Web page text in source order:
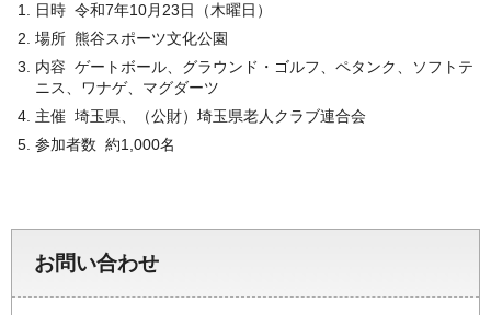
日時 令和7年10月23日（木曜日）
場所 熊谷スポーツ文化公園
内容 ゲートボール、グラウンド・ゴルフ、ペタンク、ソフトテ
ニス、ワナゲ、マグダーツ
主催 埼玉県、（公財）埼玉県老人クラブ連合会
参加者数 約1,000名
お問い合わせ